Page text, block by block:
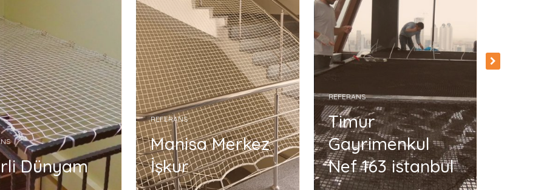
Dünyam
REFERANS
Manisa Merkez
İşkur
REFERANS
Timur
Gayrimenkul
Nef 163 istanbul